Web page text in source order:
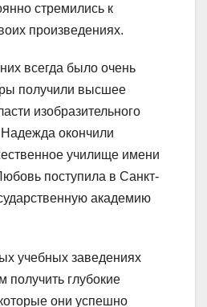
стремились к
произведениях.
всегда было очень
получили высшее
изобразительного
окончили
училище имени
поступила в Санкт-
академию
учебных заведениях
получить глубокие
они успешно